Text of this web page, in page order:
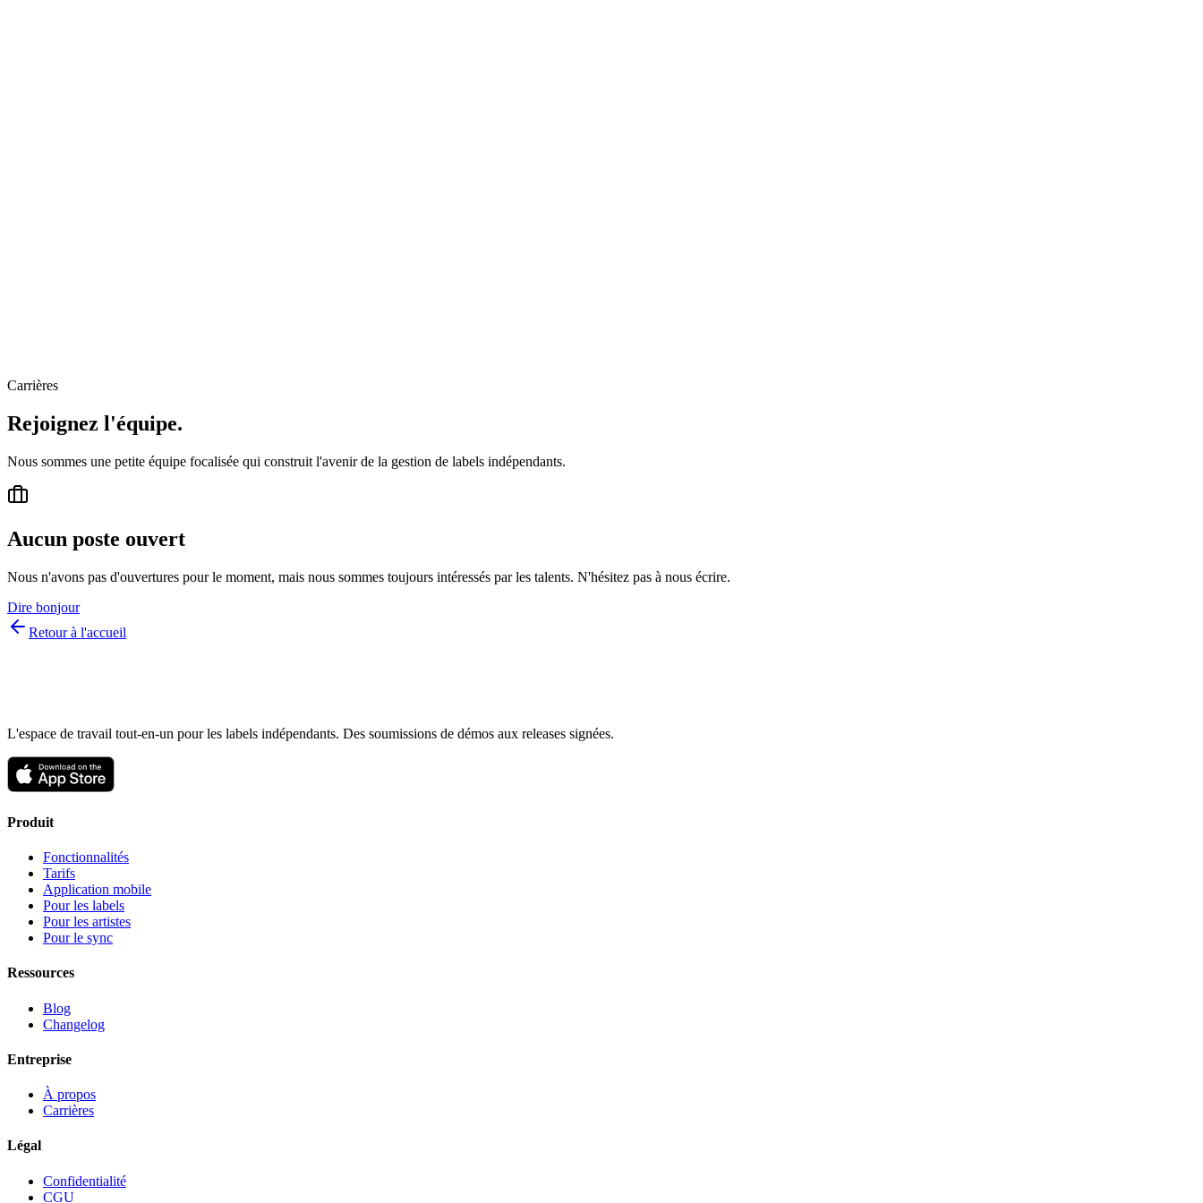
Carrières
Rejoignez l'équipe.
Nous sommes une petite équipe focalisée qui construit l'avenir de la gestion de labels indépendants.
Aucun poste ouvert
Nous n'avons pas d'ouvertures pour le moment, mais nous sommes toujours intéressés par les talents. N'hésitez pas à nous écrire.
Dire bonjour
Retour à l'accueil
L'espace de travail tout-en-un pour les labels indépendants. Des soumissions de démos aux releases signées.
Produit
Fonctionnalités
Tarifs
Application mobile
Pour les labels
Pour les artistes
Pour le sync
Ressources
Blog
Changelog
Entreprise
À propos
Carrières
Légal
Confidentialité
CGU